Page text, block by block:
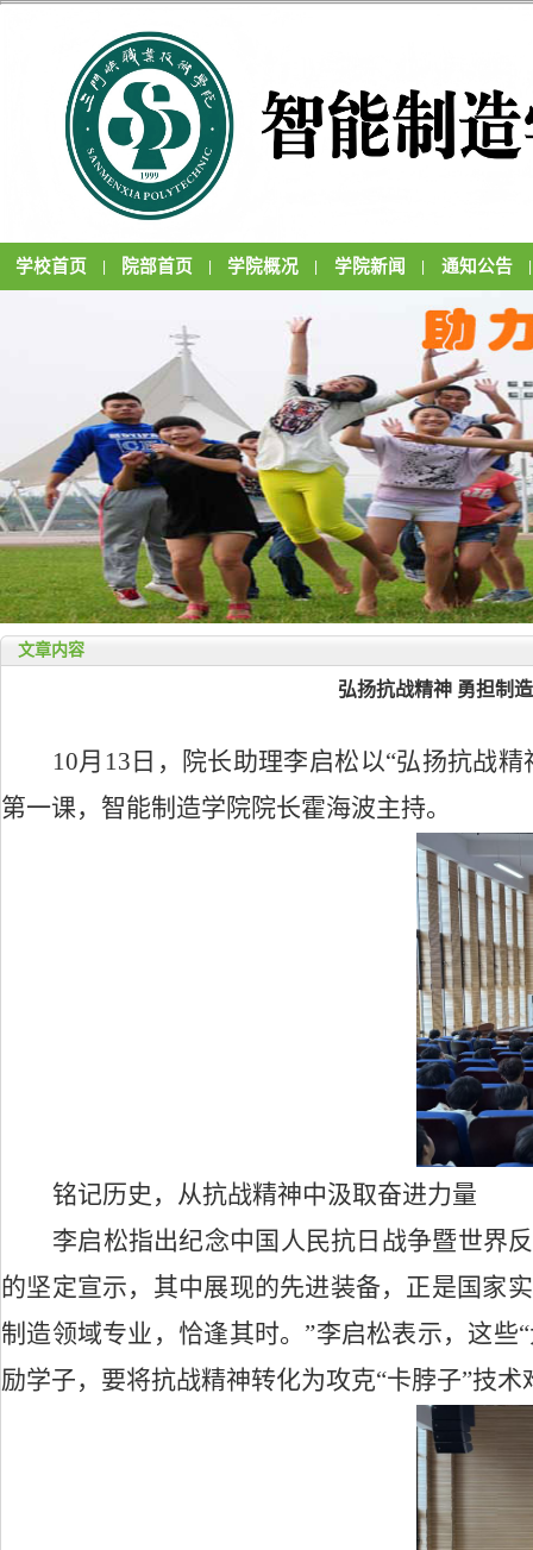
学校首页 院部首页 学院概况 学院新闻 通知公告
文章内容
弘扬抗战精神 勇担制
10月13日，院长助理李启松以“弘扬抗战
第一课，智能制造学院院长霍海波主持。
铭记历史，从抗战精神中汲取奋进力量
李启松指出纪念中国人民抗日战争暨世界
的坚定宣示，其中展现的先进装备，正是国家
制造领域专业，恰逢其时。 ”李启松表示，这些
励学子，要将抗战精神转化为攻克“卡脖子”技